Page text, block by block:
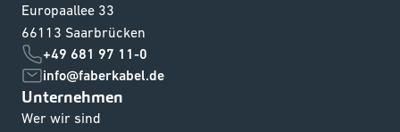
Europaallee 33
66113 Saarbrücken
+49 681 97 11-0
info@faberkabel.de
Unternehmen
Wer wir sind